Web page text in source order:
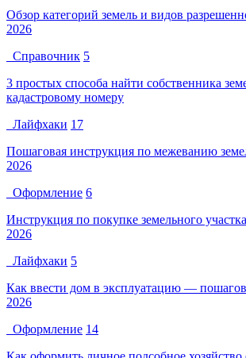
Обзор категорий земель и видов
2026
Справочник 5
3 простых способа найти собственника
кадастровому номеру
Лайфхаки 17
Пошаговая инструкция по межеванию
2026
Оформление 6
Инструкция по покупке земельного
2026
Лайфхаки 5
Как ввести дом в эксплуатацию —
2026
Оформление 14